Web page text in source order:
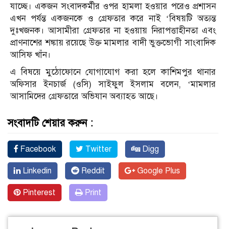
যাচ্ছে। একজন সংবাদকর্মীর ওপর হামলা হওয়ার পরেও প্রশাসন
এখন পর্যন্ত একজনকে ও গ্রেফতার করে নাই ‘বিষয়টি অত্যন্ত
দুঃখজনক। আসামীরা গ্রেফতার না হওয়ায় নিরাপত্তাহীনতা এবং
প্রাণনাশের শঙ্কায় রয়েছে উক্ত মামলার বাদী ভুক্তভোগী সাংবাদিক
আসিফ খাঁন।
এ বিষয়ে মুঠোফোনে যোগাযোগ করা হলে কাশিমপুর থানার
অফিসার ইনচার্জ (ওসি) সাইফুল ইসলাম বলেন, ‘মামলার
আসামিদের গ্রেফতারে অভিযান অব্যাহত আছে।
সংবাদটি শেয়ার করুন :
Facebook Twitter Digg
Linkedin Reddit Google Plus
Pinterest Print